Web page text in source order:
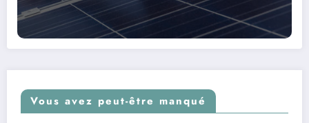
Vous avez peut-être manqué